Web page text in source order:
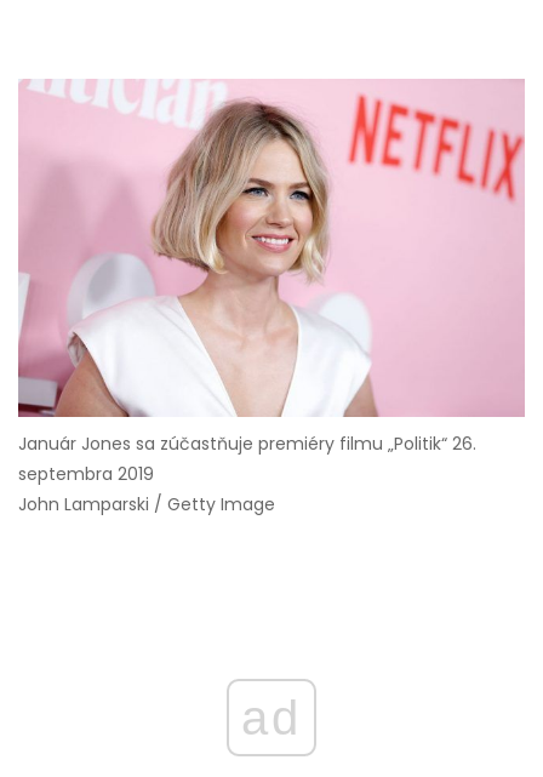
Január Jones sa zúčastňuje premiéry filmu „Politik“ 26.
septembra 2019
John Lamparski / Getty Image
ad